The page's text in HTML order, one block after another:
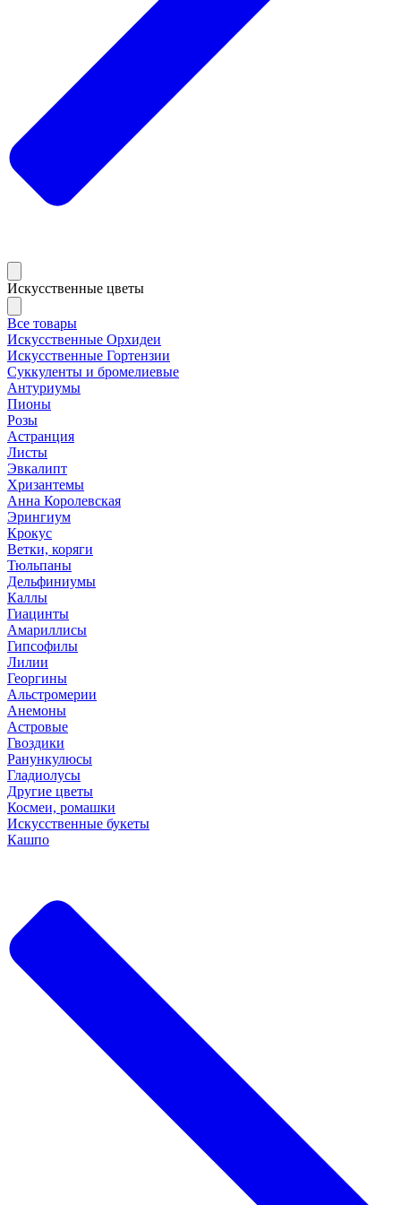
Искусственные цветы
Все товары
Искусственные Орхидеи
Искусственные Гортензии
Суккуленты и бромелиевые
Антуриумы
Пионы
Розы
Астранция
Листы
Эвкалипт
Хризантемы
Анна Королевская
Эрингиум
Крокус
Ветки, коряги
Тюльпаны
Дельфиниумы
Каллы
Гиацинты
Амариллисы
Гипсофилы
Лилии
Георгины
Альстромерии
Анемоны
Астровые
Гвоздики
Ранункулюсы
Гладиолусы
Другие цветы
Космеи, ромашки
Искусственные букеты
Кашпо